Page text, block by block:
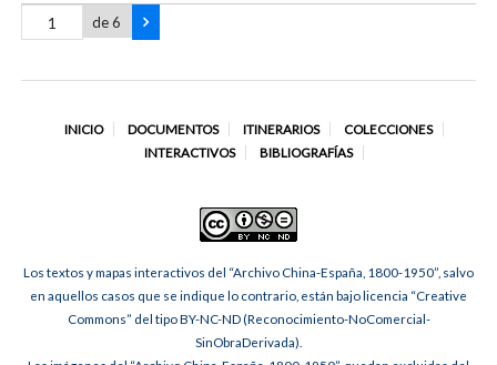
de 6
INICIO DOCUMENTOS ITINERARIOS
COLECCIONES
INTERACTIVOS
BIBLIOGRAFÍAS
Los textos y mapas interactivos del “Archivo China-España, 1800-1950”, salvo
en aquellos casos que se indique lo contrario, están bajo licencia “Creative
Commons” del tipo BY-NC-ND (Reconocimiento-NoComercial-
SinObraDerivada).